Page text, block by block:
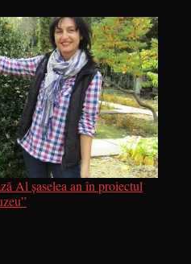
Al șaselea an în proiectul